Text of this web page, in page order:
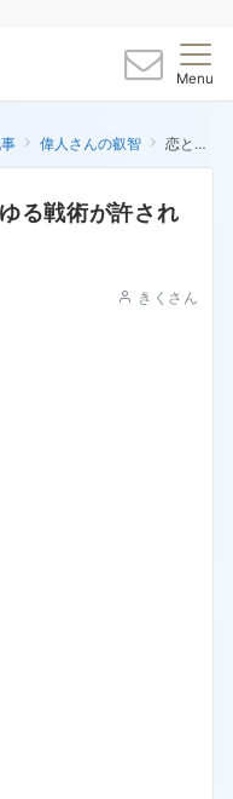
Menu
偉人さんの叡智 恋と戦争においては、あらゆる戦術が許される。
る戦術が許され
きくさん